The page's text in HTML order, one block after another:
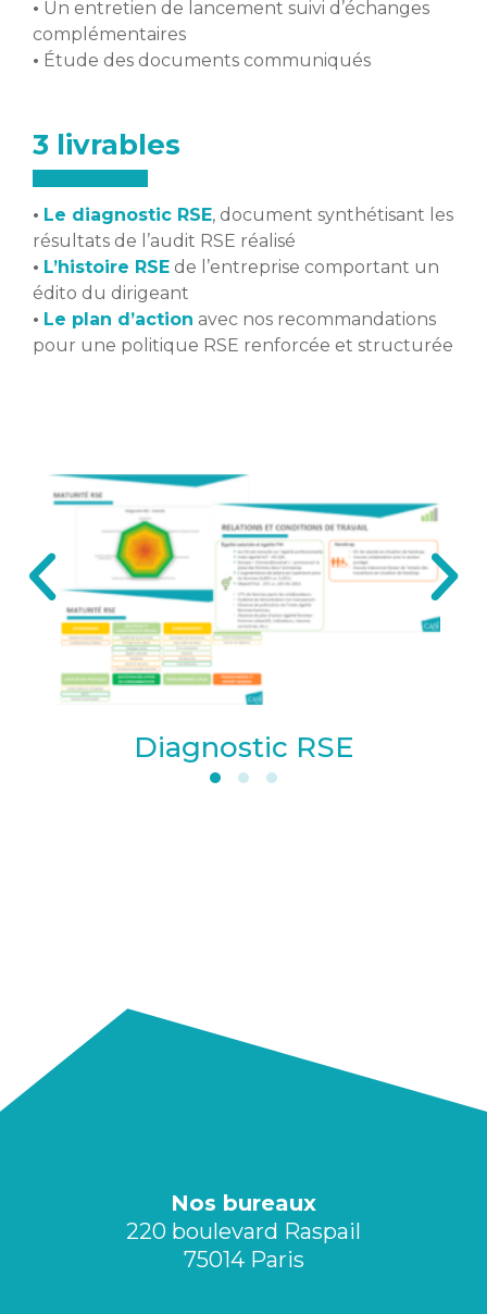
• Un entretien de lancement suivi d’échanges
complémentaires
• Étude des documents communiqués
3 livrables
• Le diagnostic RSE, document synthétisant les
résultats de l’audit RSE réalisé
• L’histoire RSE de l’entreprise comportant un
édito du dirigeant
• Le plan d’action avec nos recommandations
pour une politique RSE renforcée et structurée
Diagnostic RSE
Nos bureaux
220 boulevard Raspail
75014 Paris